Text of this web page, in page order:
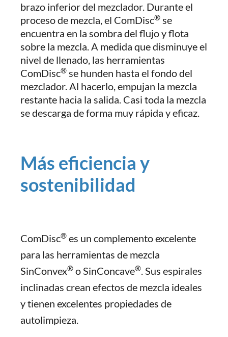
brazo inferior del mezclador. Durante el
proceso de mezcla, el ComDisc® se
encuentra en la sombra del flujo y flota
sobre la mezcla. A medida que disminuye el
nivel de llenado, las herramientas
ComDisc® se hunden hasta el fondo del
mezclador. Al hacerlo, empujan la mezcla
restante hacia la salida. Casi toda la mezcla
se descarga de forma muy rápida y eficaz.
Más eficiencia y
sostenibilidad
ComDisc® es un complemento excelente
para las herramientas de mezcla
SinConvex® o SinConcave®. Sus espirales
inclinadas crean efectos de mezcla ideales
y tienen excelentes propiedades de
autolimpieza.